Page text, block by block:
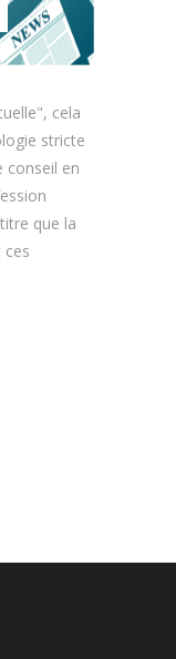
cela
stricte
conseil en
que la
ces